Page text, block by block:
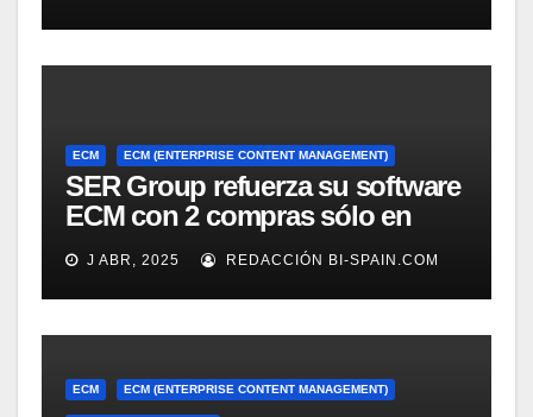
ECM ECM (ENTERPRISE CONTENT MANAGEMENT)
SER Group refuerza su software
ECM con 2 compras sólo en
marzo
J ABR, 2025 REDACCIÓN BI-SPAIN.COM
ECM ECM (ENTERPRISE CONTENT MANAGEMENT)